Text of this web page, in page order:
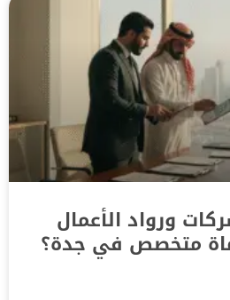
ورواد الأعمال
متخصص في جدة؟